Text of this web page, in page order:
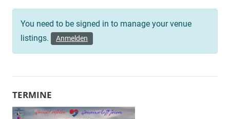
You need to be signed in to manage your venue
listings.
Anmelden
TERMINE